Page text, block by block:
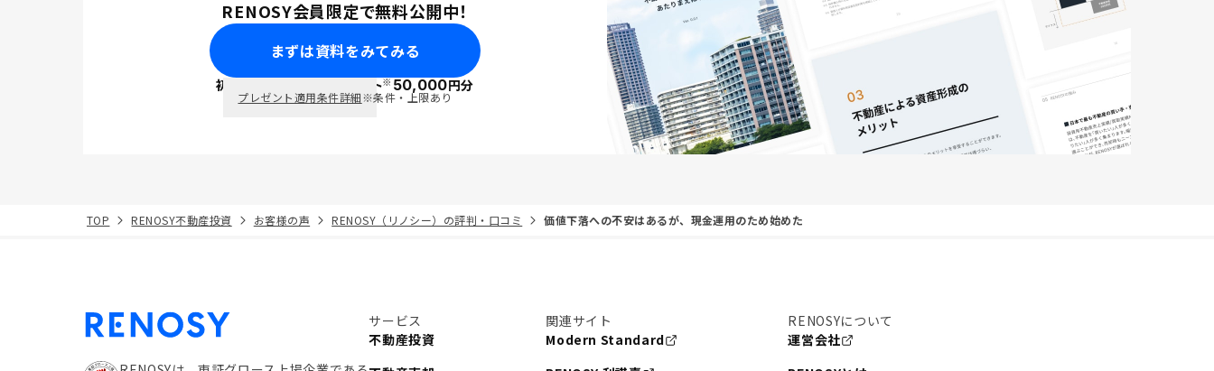
RENOSY会員限定で無料公開中！
まずは資料をみてみる
初回面談で ポイント※50,000円分
プレゼント適用条件詳細※条件・上限あり
TOP RENOSY不動産投資 お客様の声 RENOSY（リノシー）の評判・口コミ 価値下落への不安はあるが、現金運用のため始めた
サービス
不動産投資
関連サイト
Modern Standard
RENOSYについて
運営会社